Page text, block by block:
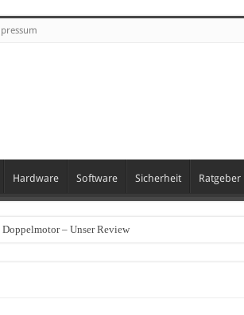
Hardware Software Sicherheit Ratgeber
– Unser Review